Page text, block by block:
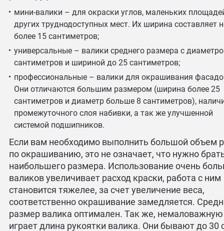
мини-валики – для окраски углов, маленьких
других труднодоступных мест. Их ширина составляет
более 15 сантиметров;
универсальные – валики среднего размера с
сантиметров и шириной до 25 сантиметров;
профессиональные – валики для окрашивания
Они отличаются большим размером (ширина более 25
сантиметров и диаметр больше 8 сантиметров),
промежуточного слоя набивки, а так же улучшенной
системой подшипников.
Если вам необходимо выполнить большой объем
по окрашиванию, это не означает, что нужно
наибольшего размера. Использование очень
валиков увеличивает расход краски, работа с ним
становится тяжелее, за счет увеличение веса,
соответственно окрашивание замедляется.
размер валика оптимален. Так же,
играет длина рукоятки валика. Они бывают до 30